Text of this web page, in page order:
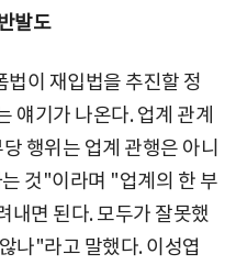
발도
이 재입법을 추진할 정
얘기가 나온다. 업계 관계
행위는 업계 관행은 아니
것"이라며 "업계의 한 부
내면 된다. 모두가 잘못했
나"라고 말했다. 이성엽